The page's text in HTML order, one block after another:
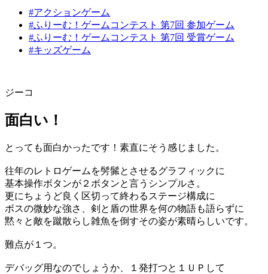
#アクションゲーム
#ふりーむ！ゲームコンテスト 第7回 参加ゲーム
#ふりーむ！ゲームコンテスト 第7回 受賞ゲーム
#キッズゲーム
ジーコ
面白い！
とっても面白かったです！素直にそう感じました。
往年のレトロゲームを髣髴とさせるグラフィックに
基本操作ボタンが２ボタンと言うシンプルさ。
更にちょうど良く区切って終わるステージ構成に
ボスの微妙な強さ、剣と盾の世界を何の物語も語らずに
黙々と敵を蹴散らし雑魚を倒すその姿が素晴らしいです。
難点が１つ。
デバッグ用なのでしょうか、１発打つと１ＵＰして